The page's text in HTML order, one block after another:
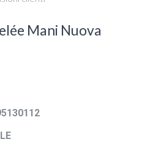
Mani Nuova